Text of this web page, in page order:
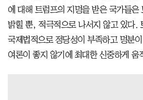
에 대해 트럼프의 지명을 받은 국가들은
밝힐 뿐, 적극적으로 나서지 않고 있다.
국제법적으로 정당성이 부족하고 명분
여론이 좋지 않기에 최대한 신중하게 움